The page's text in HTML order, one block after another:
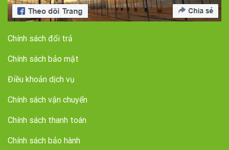
Chính sách đổi trả
Chính sách bảo mật
Điều khoản dịch vụ
Chính sách vận chuyển
Chính sách thanh toán
Chính sách bảo hành